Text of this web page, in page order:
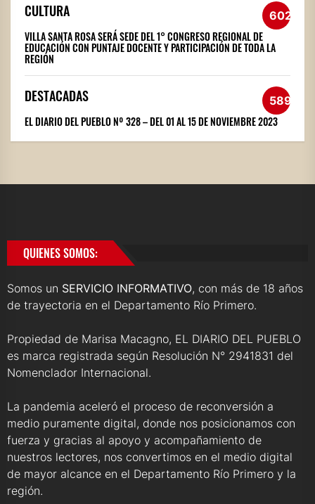
CULTURA 602
VILLA SANTA ROSA SERÁ SEDE DEL 1° CONGRESO REGIONAL DE
EDUCACIÓN CON PUNTAJE DOCENTE Y PARTICIPACIÓN DE TODA LA
REGIÓN
DESTACADAS 589
EL DIARIO DEL PUEBLO Nº 328 – DEL 01 AL 15 DE NOVIEMBRE 2023
QUIENES SOMOS:
Somos un SERVICIO INFORMATIVO, con más de 18 años
de trayectoria en el Departamento Río Primero.
Propiedad de Marisa Macagno, EL DIARIO DEL PUEBLO
es marca registrada según Resolución N° 2941831 del
Nomenclador Internacional.
La pandemia aceleró el proceso de reconversión a
medio puramente digital, donde nos posicionamos con
fuerza y gracias al apoyo y acompañamiento de
nuestros lectores, nos convertimos en el medio digital
de mayor alcance en el Departamento Río Primero y la
región.